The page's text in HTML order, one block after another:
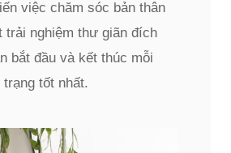
việc chăm sóc bản thân
trải nghiệm thư giãn đích
bắt đầu và kết thúc mỗi
tốt nhất.